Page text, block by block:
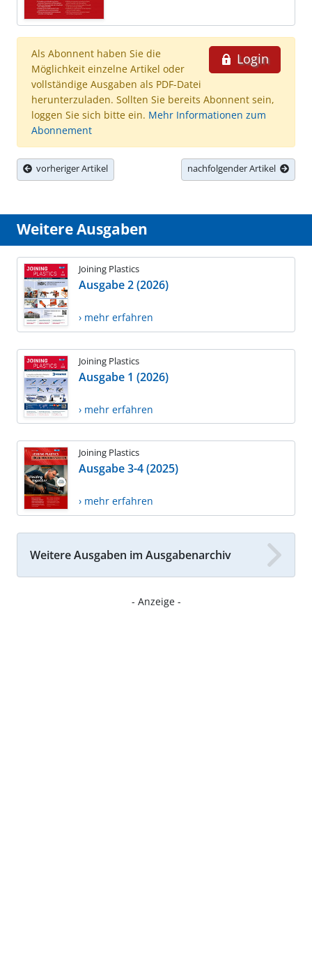
Login
Als Abonnent haben Sie die
Möglichkeit einzelne Artikel oder
vollständige Ausgaben als PDF-Datei
herunterzuladen. Sollten Sie bereits Abonnent sein,
loggen Sie sich bitte ein. Mehr Informationen zum
Abonnement
vorheriger Artikel nachfolgender Artikel
Weitere Ausgaben
Joining Plastics
Ausgabe 2 (2026)
› mehr erfahren
Joining Plastics
Ausgabe 1 (2026)
› mehr erfahren
Joining Plastics
Ausgabe 3-4 (2025)
› mehr erfahren
Weitere Ausgaben im Ausgabenarchiv
- Anzeige -